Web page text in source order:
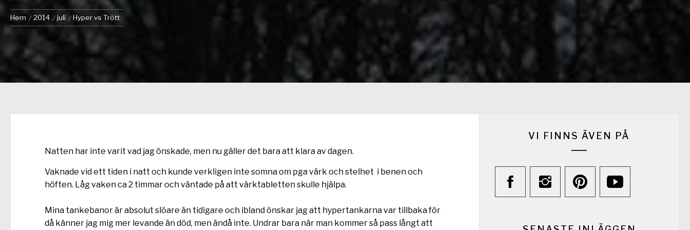
Hem 2014 juli Hyper vs Trött
Natten har inte varit vad jag önskade, men nu gäller det bara att klara av dagen.
Vaknade vid ett tiden i natt och kunde verkligen inte somna om pga värk och stelhet i benen och
höften. Låg vaken ca 2 timmar och väntade på att värktabletten skulle hjälpa.
Mina tankebanor är absolut slöare än tidigare och ibland önskar jag att hypertankarna var tillbaka för
då känner jag mig mer levande än död, men ändå inte. Undrar bara när man kommer så pass långt att
VI FINNS ÄVEN PÅ